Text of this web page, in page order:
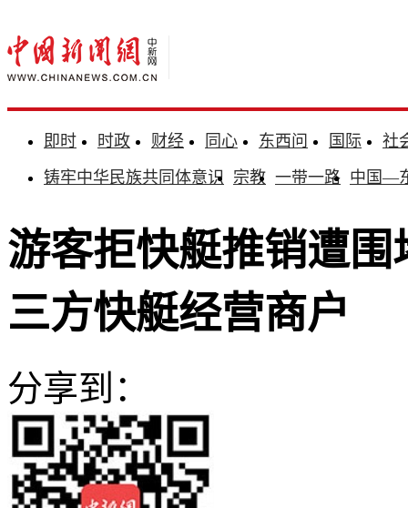
即时 时政 财经 同心 东西问 国际
社
铸牢中华民族共同体意识 宗教 一带一路 中国—
游客拒快艇推销遭
三方快艇经营商户
分享到：